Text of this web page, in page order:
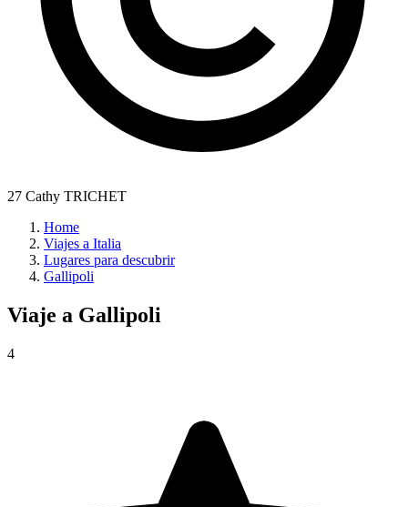
27 Cathy TRICHET
Home
Viajes a Italia
Lugares para descubrir
Gallipoli
Viaje a Gallipoli
4